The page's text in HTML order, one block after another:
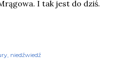
I tak jest do dziś.
niedźwiedź